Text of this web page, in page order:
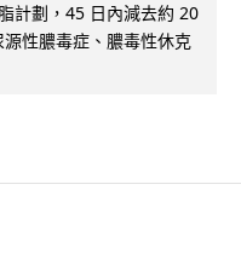
計劃，45 日內減去約 20
性膿毒症、膿毒性休克